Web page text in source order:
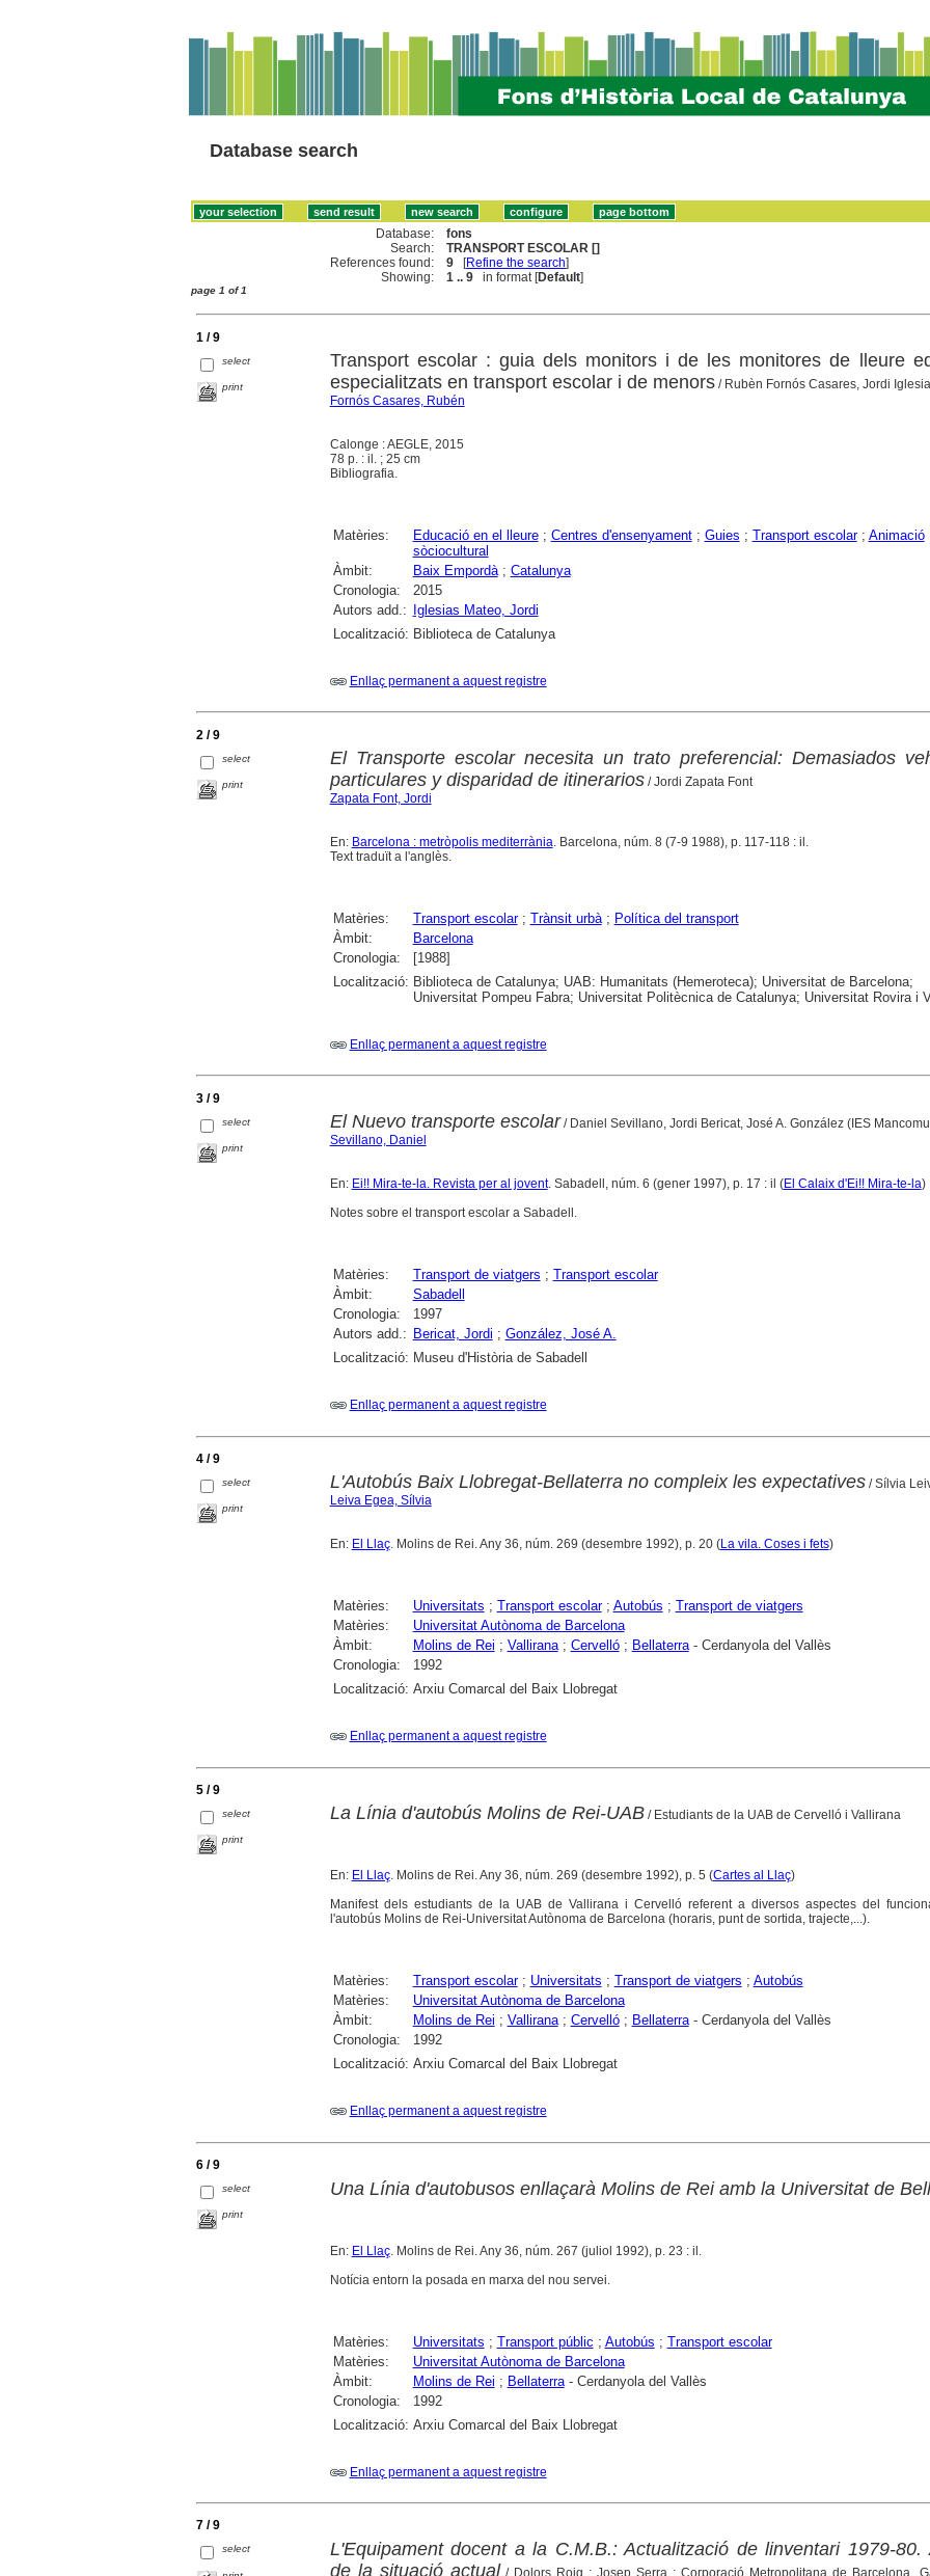
Database search
Database:
fons
Search:
TRANSPORT ESCOLAR []
References found:
9 [Refine the search]
Showing:
1 .. 9 in format [Default]
page 1 of 1
1 / 9
select
print
Transport escolar : guia dels monitors i de les monitores de lleure
especialitzats en transport escolar i de menors/ Rubèn Fornós Casares, Jordi
Fornós Casares, Rubén
Calonge : AEGLE, 2015
78 p. : il. ; 25 cm
Bibliografia.
Matèries: Educació en el lleure; Centres d'ensenyament; Guies ; Transport escolar; Animació
sòciocultural
Àmbit:
Baix Empordà; Catalunya
Cronologia:
2015
Autors add.:
Iglesias Mateo, Jordi
Localització: Biblioteca de Catalunya
Enllaç permanent a aquest registre
2 / 9
select
print
El Transporte escolar necesita un trato preferencial: Demasiados
particulares y disparidad de itinerarios/ Jordi Zapata Font
Zapata Font, Jordi
En: Barcelona : metròpolis mediterrània. Barcelona, núm. 8 (7-9 1988), p. 117-118 : il.
Text traduït a l'anglès.
Matèries: Transport escolar; Trànsit urbà; Política del transport
Àmbit:
Barcelona
Cronologia:
[1988]
Localització: Biblioteca de Catalunya; UAB: Humanitats (Hemeroteca); Universitat de Barcelona;
Universitat Pompeu Fabra; Universitat Politècnica de Catalunya; Universitat Rovira i
Enllaç permanent a aquest registre
3 / 9
select
print
El Nuevo transporte escolar/ Daniel Sevillano, Jordi Bericat, José A. González (IES
Sevillano, Daniel
En: Ei!! Mira-te-la. Revista per al jovent. Sabadell, núm. 6 (gener 1997), p. 17 : il (El Calaix d'Ei!! Mira-te-la)
Notes sobre el transport escolar a Sabadell.
Matèries: Transport de viatgers ; Transport escolar
Àmbit:
Sabadell
Cronologia:
1997
Autors add.: Bericat, Jordi ; González, José A.
Localització: Museu d'Història de Sabadell
Enllaç permanent a aquest registre
4 / 9
select
print
L'Autobús Baix Llobregat-Bellaterra no compleix les expectatives/ Sílvia
Leiva Egea, Sílvia
En: El Llaç. Molins de Rei. Any 36, núm. 269 (desembre 1992), p. 20 (La vila. Coses i fets)
Matèries: Universitats ; Transport escolar; Autobús ; Transport de viatgers
Matèries:
Universitat Autònoma de Barcelona
Àmbit:
Molins de Rei ; Vallirana; Cervelló; Bellaterra- Cerdanyola del Vallès
Cronologia:
1992
Localització: Arxiu Comarcal del Baix Llobregat
Enllaç permanent a aquest registre
5 / 9
select
print
La Línia d'autobús Molins de Rei-UAB/ Estudiants de la UAB de Cervelló i Vallirana
En: El Llaç. Molins de Rei. Any 36, núm. 269 (desembre 1992), p. 5 (Cartes al Llaç)
Manifest dels estudiants de la UAB de Vallirana i Cervelló referent a diversos aspectes del
l'autobús Molins de Rei-Universitat Autònoma de Barcelona (horaris, punt de sortida, trajecte,...).
Matèries: Transport escolar; Universitats ; Transport de viatgers ; Autobús
Matèries:
Universitat Autònoma de Barcelona
Àmbit:
Molins de Rei ; Vallirana; Cervelló; Bellaterra- Cerdanyola del Vallès
Cronologia:
1992
Localització: Arxiu Comarcal del Baix Llobregat
Enllaç permanent a aquest registre
6 / 9
select
print
Una Línia d'autobusos enllaçarà Molins de Rei amb la Universitat de
En: El Llaç. Molins de Rei. Any 36, núm. 267 (juliol 1992), p. 23 : il.
Notícia entorn la posada en marxa del nou servei.
Matèries: Universitats ; Transport públic ; Autobús ; Transport escolar
Matèries:
Universitat Autònoma de Barcelona
Àmbit:
Molins de Rei ; Bellaterra- Cerdanyola del Vallès
Cronologia:
1992
Localització: Arxiu Comarcal del Baix Llobregat
Enllaç permanent a aquest registre
7 / 9
select
L'Equipament docent a la C.M.B.: Actualització de linventari 1979-80.
de la situació actual/ Dolors Roig ; Josep Serra ; Corporació Metropolitana de Barcelona.